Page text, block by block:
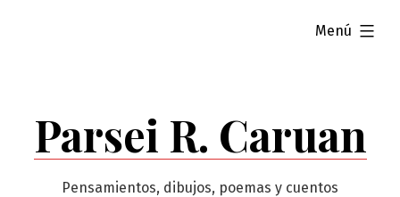
Parsei R. Caruan
Pensamientos, dibujos, poemas y cuentos
Menú
ampliado